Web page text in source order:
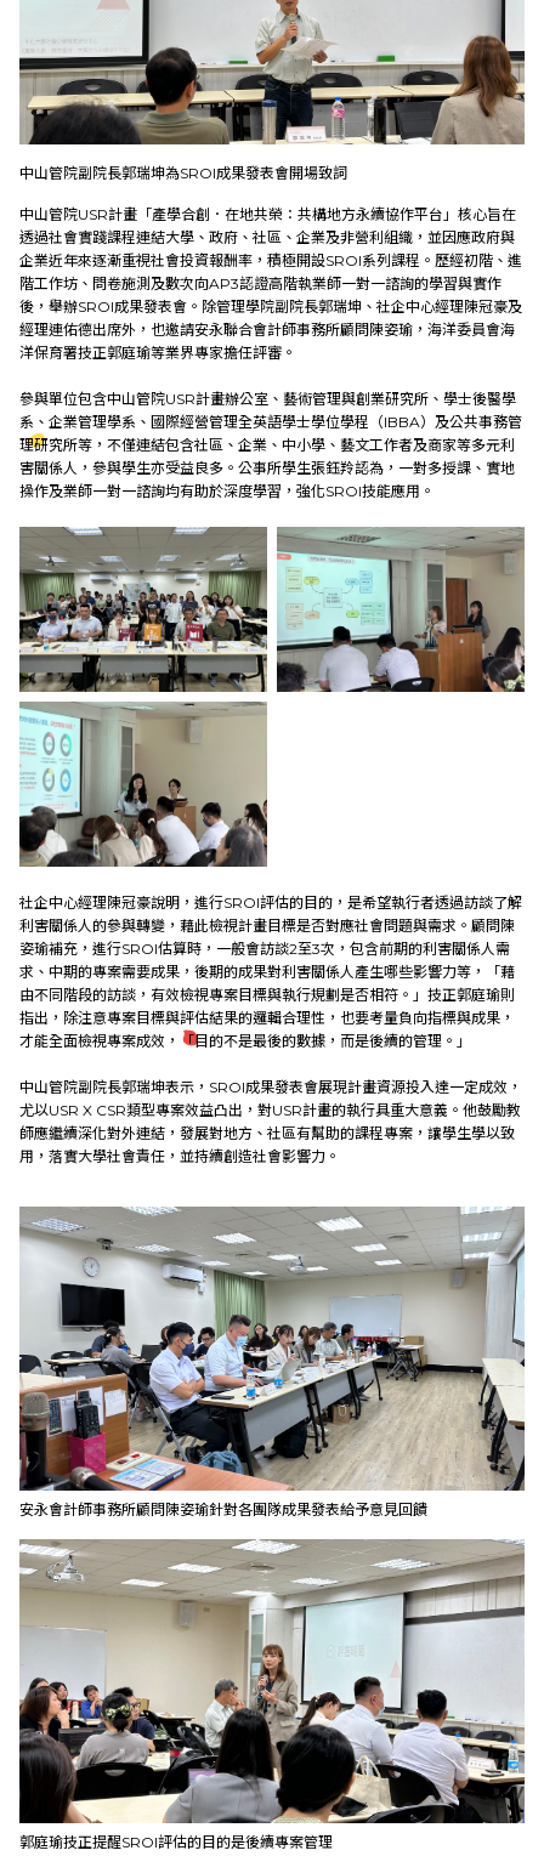
中山管院副院長郭瑞坤為SROI成果發表會開場致詞
中山管院USR計畫「產學合創．在地共榮：共構地方永續協作平台」核心旨在
透過社會實踐課程連結大學、政府、社區、企業及非營利組織，並因應政府與
企業近年來逐漸重視社會投資報酬率，積極開設SROI系列課程。歷經初階、進
階工作坊、問卷施測及數次向AP3認證高階執業師一對一諮詢的學習與實作
後，舉辦SROI成果發表會。除管理學院副院長郭瑞坤、社企中心經理陳冠豪及
經理連佑德出席外，也邀請安永聯合會計師事務所顧問陳姿瑜，海洋委員會海
洋保育署技正郭庭瑜等業界專家擔任評審。
參與單位包含中山管院USR計畫辦公室、藝術管理與創業研究所、學士後醫學
系、企業管理學系、國際經營管理全英語學士學位學程（IBBA）及公共事務管
理研究所等，不僅連結包含社區、企業、中小學、藝文工作者及商家等多元利
害關係人，參與學生亦受益良多。公事所學生張鈺羚認為，一對多授課、實地
操作及業師一對一諮詢均有助於深度學習，強化SROI技能應用。
社企中心經理陳冠豪說明，進行SROI評估的目的，是希望執行者透過訪談了解
利害關係人的參與轉變，藉此檢視計畫目標是否對應社會問題與需求。顧問陳
姿瑜補充，進行SROI估算時，一般會訪談2至3次，包含前期的利害關係人需
求、中期的專案需要成果，後期的成果對利害關係人產生哪些影響力等，「藉
由不同階段的訪談，有效檢視專案目標與執行規劃是否相符。」技正郭庭瑜則
指出，除注意專案目標與評估結果的邏輯合理性，也要考量負向指標與成果，
才能全面檢視專案成效，「目的不是最後的數據，而是後續的管理。」
中山管院副院長郭瑞坤表示，SROI成果發表會展現計畫資源投入達一定成效，
尤以USR X CSR類型專案效益凸出，對USR計畫的執行具重大意義。他鼓勵教
師應繼續深化對外連結，發展對地方、社區有幫助的課程專案，讓學生學以致
用，落實大學社會責任，並持續創造社會影響力。
安永會計師事務所顧問陳姿瑜針對各團隊成果發表給予意見回饋
郭庭瑜技正提醒SROI評估的目的是後續專案管理